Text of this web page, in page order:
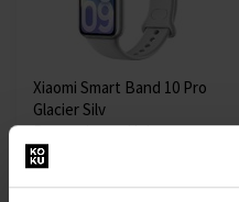
Xiaomi Smart Band 10 Pro
Glacier Silv
Pametni sat - Unisex
Poslat ćemo 13.08.